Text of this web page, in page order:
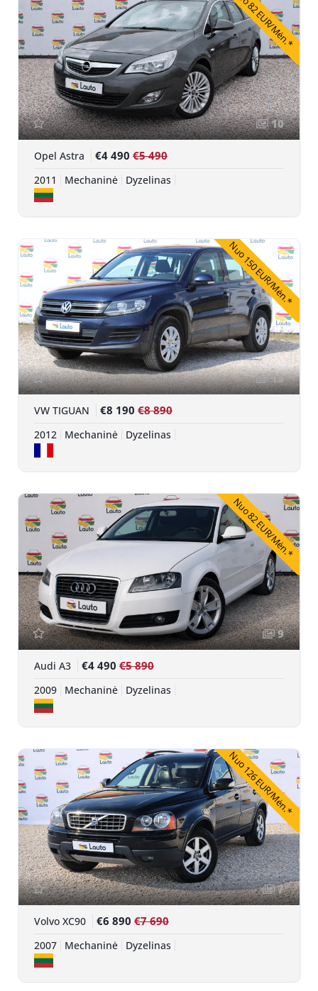
Nuo 82 EUR/Mėn.*
10
Opel Astra €4 490 €5 490
2011 Mechaninė Dyzelinas
Nuo 150 EUR/Mėn.*
13
VW TIGUAN €8 190 €8 890
2012 Mechaninė Dyzelinas
Nuo 82 EUR/Mėn.*
9
Audi A3 €4 490 €5 890
2009 Mechaninė Dyzelinas
Nuo 126 EUR/Mėn.*
7
Volvo XC90 €6 890 €7 690
2007 Mechaninė Dyzelinas